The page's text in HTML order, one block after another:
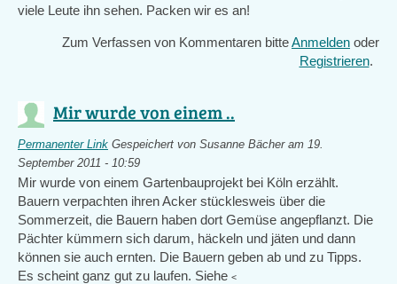
viele Leute ihn sehen. Packen wir es an!
Zum Verfassen von Kommentaren bitteAnmelden oder
Registrieren.
Mir wurde von einem ..
Permanenter Link Gespeichert von Susanne Bächeram 19.
September 2011 - 10:59
Mir wurde von einem Gartenbauprojekt bei Köln erzählt.
Bauern verpachten ihren Acker stücklesweis über die
Sommerzeit, die Bauern haben dort Gemüse angepflanzt. Die
Pächter kümmern sich darum, häckeln und jäten und dann
können sie auch ernten. Die Bauern geben ab und zu Tipps.
Es scheint ganz gut zu laufen. Siehe <